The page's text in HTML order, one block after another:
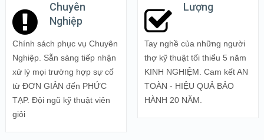
Chuyên
Nghiệp
Chính sách phục vụ Chuyên
Nghiệp. Sẵn sàng tiếp nhận
xử lý mọi trường hợp sự cố
từ ĐƠN GIẢN đến PHỨC
TẠP. Đội ngũ kỹ thuật viên
giỏi
Lượng
Tay nghề của những người
thợ kỹ thuật tối thiểu 5 năm
KINH NGHIỆM. Cam kết AN
TOÀN - HIỆU QUẢ BẢO
HÀNH 20 NĂM.